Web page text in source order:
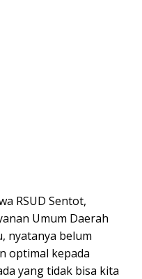
RSUD Sentot,
Umum Daerah
nyatanya belum
optimal kepada
yang tidak bisa kita